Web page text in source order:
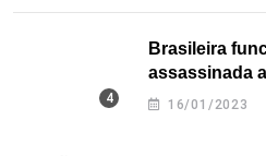
Brasileira
assassinada
16/01/2023